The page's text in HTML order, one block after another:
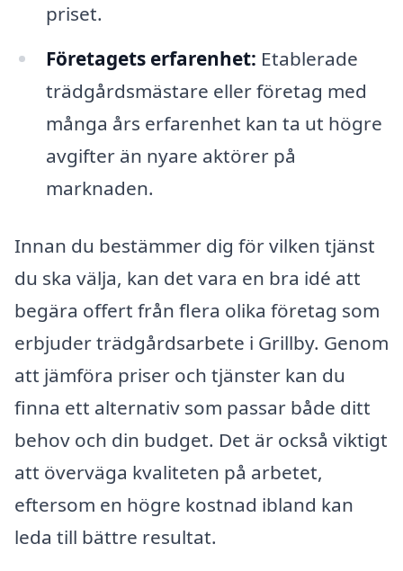
priset.
Företagets erfarenhet: Etablerade
trädgårdsmästare eller företag med
många års erfarenhet kan ta ut högre
avgifter än nyare aktörer på
marknaden.
Innan du bestämmer dig för vilken tjänst
du ska välja, kan det vara en bra idé att
begära offert från flera olika företag som
erbjuder trädgårdsarbete i Grillby. Genom
att jämföra priser och tjänster kan du
finna ett alternativ som passar både ditt
behov och din budget. Det är också viktigt
att överväga kvaliteten på arbetet,
eftersom en högre kostnad ibland kan
leda till bättre resultat.